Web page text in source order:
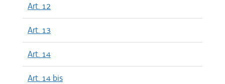
Art. 12
Art. 13
Art. 14
Art. 14 bis